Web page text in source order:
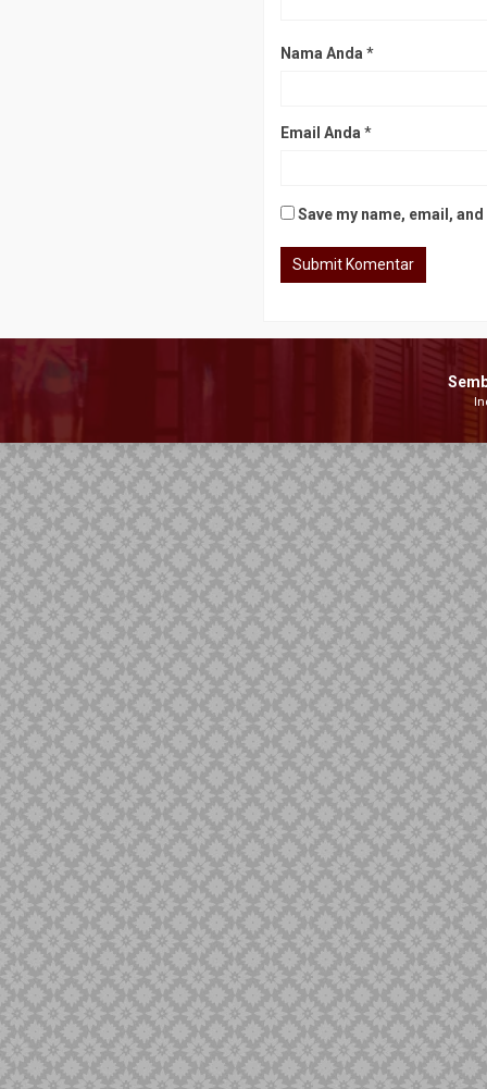
Nama Anda *
Email Anda *
Save my name, email,